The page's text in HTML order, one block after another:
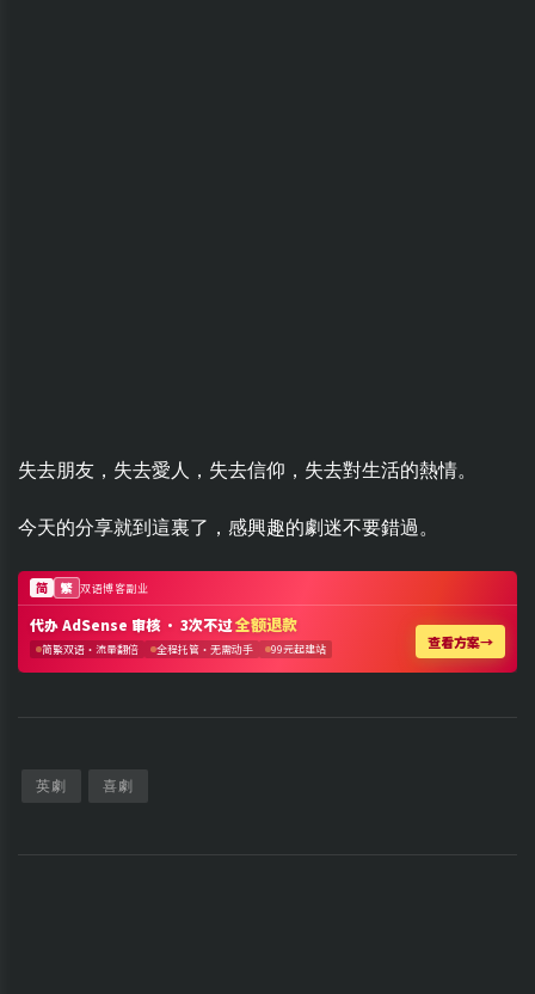
失去朋友，失去愛人，失去信仰，失去對生活的熱情。
今天的分享就到這裏了，感興趣的劇迷不要錯過。
英劇 喜劇